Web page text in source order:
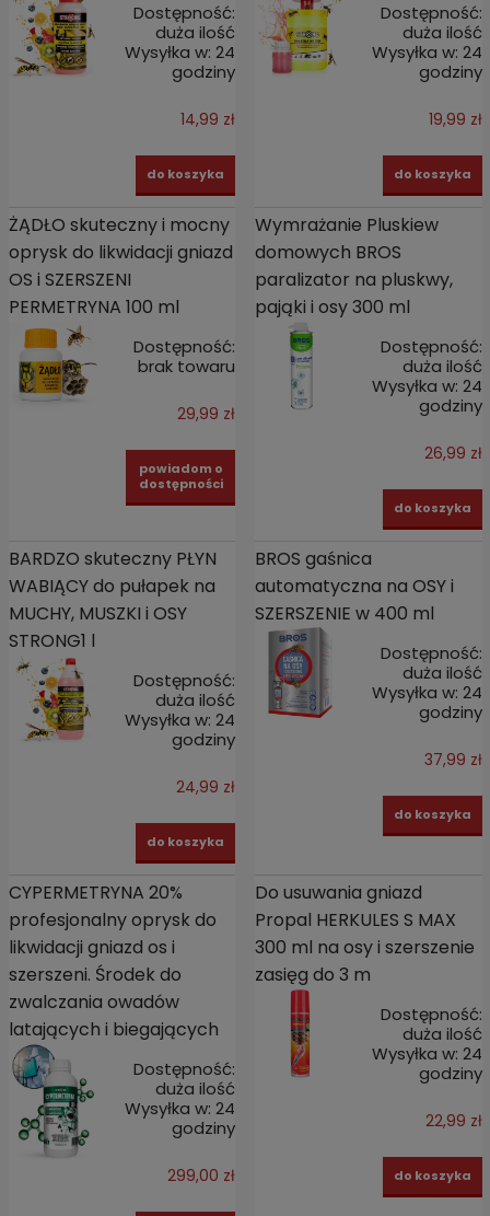
Dostępność:
duża ilość
Wysyłka w: 24
godziny
14,99 zł
do koszyka
Dostępność:
duża ilość
Wysyłka w: 24
godziny
19,99 zł
do koszyka
ŻĄDŁO skuteczny i mocny
oprysk do likwidacji gniazd
OS i SZERSZENI
PERMETRYNA 100 ml
Dostępność:
brak towaru
29,99 zł
powiadom o
dostępności
Wymrażanie Pluskiew
domowych BROS
paralizator na pluskwy,
pająki i osy 300 ml
Dostępność:
duża ilość
Wysyłka w: 24
godziny
26,99 zł
do koszyka
BARDZO skuteczny PŁYN
WABIĄCY do pułapek na
MUCHY, MUSZKI i OSY
STRONG1 l
Dostępność:
duża ilość
Wysyłka w: 24
godziny
24,99 zł
do koszyka
BROS gaśnica
automatyczna na OSY i
SZERSZENIE w 400 ml
Dostępność:
duża ilość
Wysyłka w: 24
godziny
37,99 zł
do koszyka
CYPERMETRYNA 20%
profesjonalny oprysk do
likwidacji gniazd os i
szerszeni. Środek do
zwalczania owadów
latających i biegających
Dostępność:
duża ilość
Wysyłka w: 24
godziny
299,00 zł
Do usuwania gniazd
Propal HERKULES S MAX
300 ml na osy i szerszenie
zasięg do 3 m
Dostępność:
duża ilość
Wysyłka w: 24
godziny
22,99 zł
do koszyka